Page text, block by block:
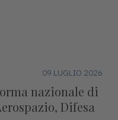
09 LUGLIO 2026
nazionale di
Difesa